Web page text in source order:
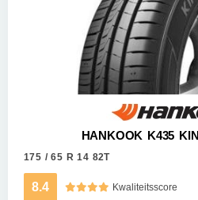
HANKOOK K435
175 / 65 R 14 82T
8.4 Kwaliteitsscore